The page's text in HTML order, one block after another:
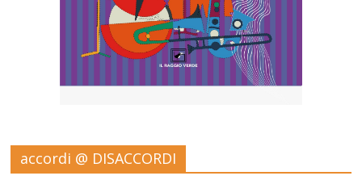
accordi @ DISACCORDI